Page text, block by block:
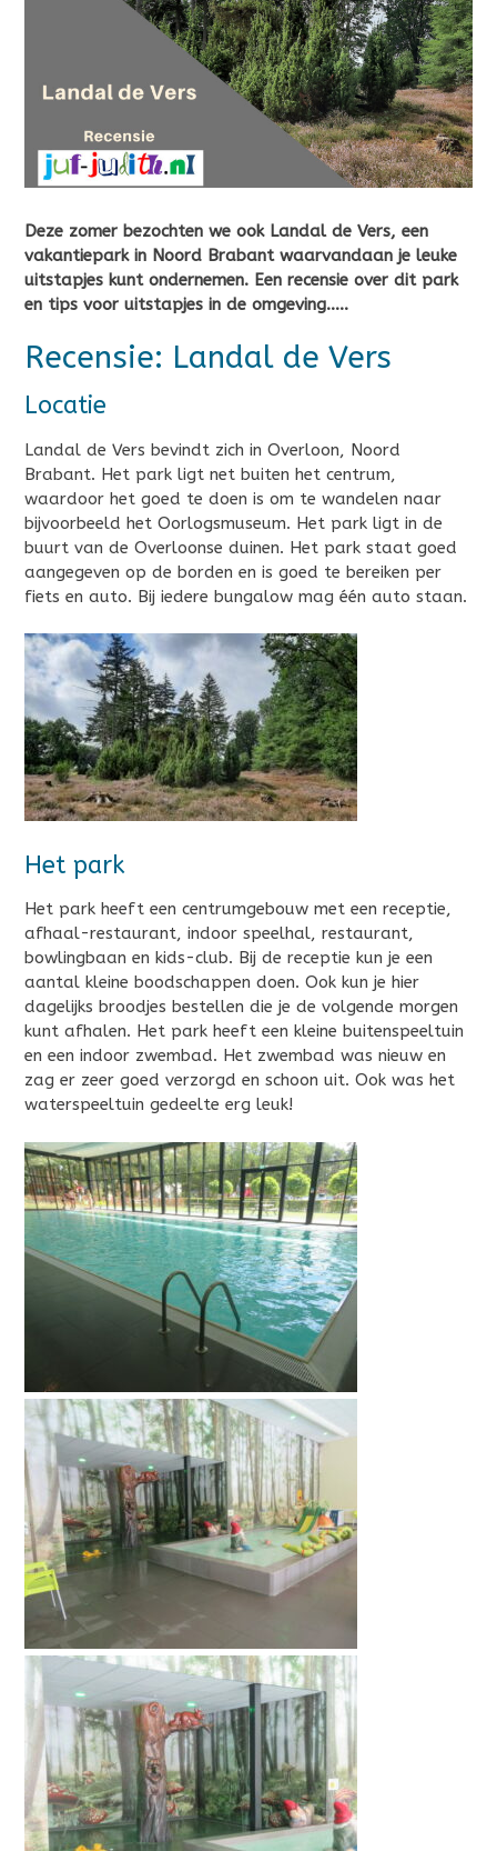
Deze zomer bezochten we ook Landal de Vers, een
vakantiepark in Noord Brabant waarvandaan je leuke
uitstapjes kunt ondernemen. Een recensie over dit park
en tips voor uitstapjes in de omgeving…..
Recensie: Landal de Vers
Locatie
Landal de Vers bevindt zich in Overloon, Noord
Brabant. Het park ligt net buiten het centrum,
waardoor het goed te doen is om te wandelen naar
bijvoorbeeld het Oorlogsmuseum. Het park ligt in de
buurt van de Overloonse duinen. Het park staat goed
aangegeven op de borden en is goed te bereiken per
fiets en auto. Bij iedere bungalow mag één auto staan.
Het park
Het park heeft een centrumgebouw met een receptie,
afhaal-restaurant, indoor speelhal, restaurant,
bowlingbaan en kids-club. Bij de receptie kun je een
aantal kleine boodschappen doen. Ook kun je hier
dagelijks broodjes bestellen die je de volgende morgen
kunt afhalen. Het park heeft een kleine buitenspeeltuin
en een indoor zwembad. Het zwembad was nieuw en
zag er zeer goed verzorgd en schoon uit. Ook was het
waterspeeltuin gedeelte erg leuk!